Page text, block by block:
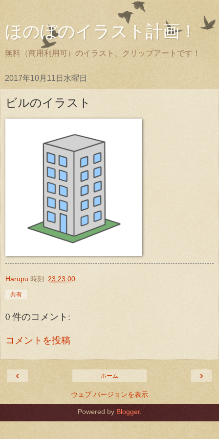
ほのぼのイラスト計画！
無料（商用利用可）のイラスト、クリップアートです！
2017年10月11日水曜日
ビルのイラスト
Harupu 時刻: 23:23:00
共有
0 件のコメント:
コメントを投稿
‹ ›
ホーム
ウェブ バージョンを表示
Powered by Blogger.